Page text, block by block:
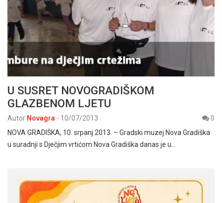
U SUSRET NOVOGRADIŠKOM
GLAZBENOM LJETU
Autor Novagra - 10/07/2013
0
NOVA GRADIŠKA, 10. srpanj 2013. – Gradski muzej Nova Gradiška
u suradnji s Dječjim vrtićom Nova Gradiška danas je u…